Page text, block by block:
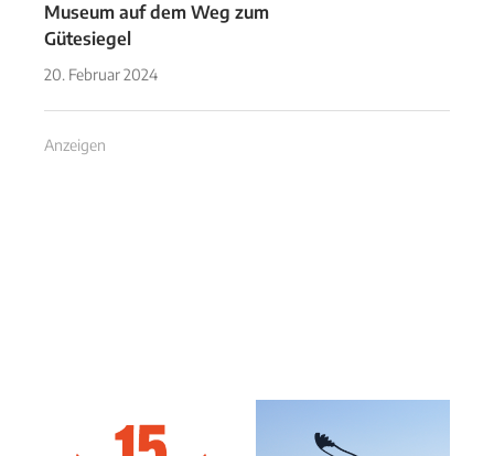
Museum auf dem Weg zum
Gütesiegel
20. Februar 2024
Anzeigen